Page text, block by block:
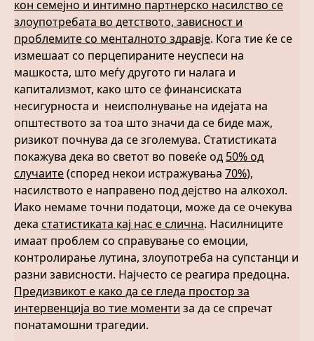
кон семејно и интимно партнерско насилство се
злоупотребата во детството, зависност и
проблемите со менталното здравје. Кога тие ќе се
измешаат со перцепираните неуспеси на
машкоста, што меѓу другото ги налага и
капитализмот, како што се финансиската
несигурноста и неисполнување на идејата на
општеството за тоа што значи да се биде маж,
ризикот почнува да се зголемува. Статистиката
покажува дека во светот во повеќе од 50% од
случаите(според некои истражувања 70%),
насилството е направено под дејство на алкохол.
Иако немаме точни податоци, може да се очекува
дека статистиката кај нас е слична. Насилниците
имаат проблем со справување со емоции,
контролирање лутина, злоупотреба на супстанци и
разни зависности. Најчесто се реагира предоцна.
Предизвикот е како да се гледа простор за
интервенција во тие моменти за да се спречат
понатамошни трагедии.